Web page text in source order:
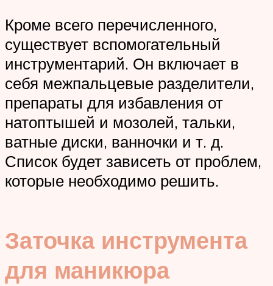
Кроме всего перечисленного,
существует вспомогательный
инструментарий. Он включает в
себя межпальцевые разделители,
препараты для избавления от
натоптышей и мозолей, тальки,
ватные диски, ванночки и т. д.
Список будет зависеть от проблем,
которые необходимо решить.
Заточка инструмента
для маникюра